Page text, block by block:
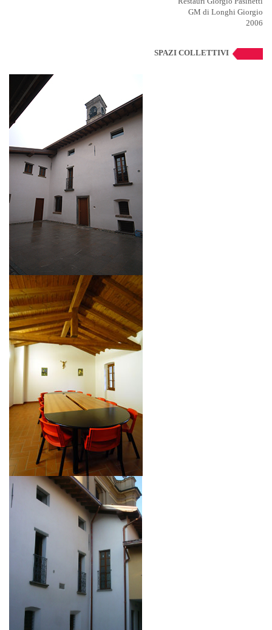
GM di Longhi Giorgio
2006
SPAZI COLLETTIVI